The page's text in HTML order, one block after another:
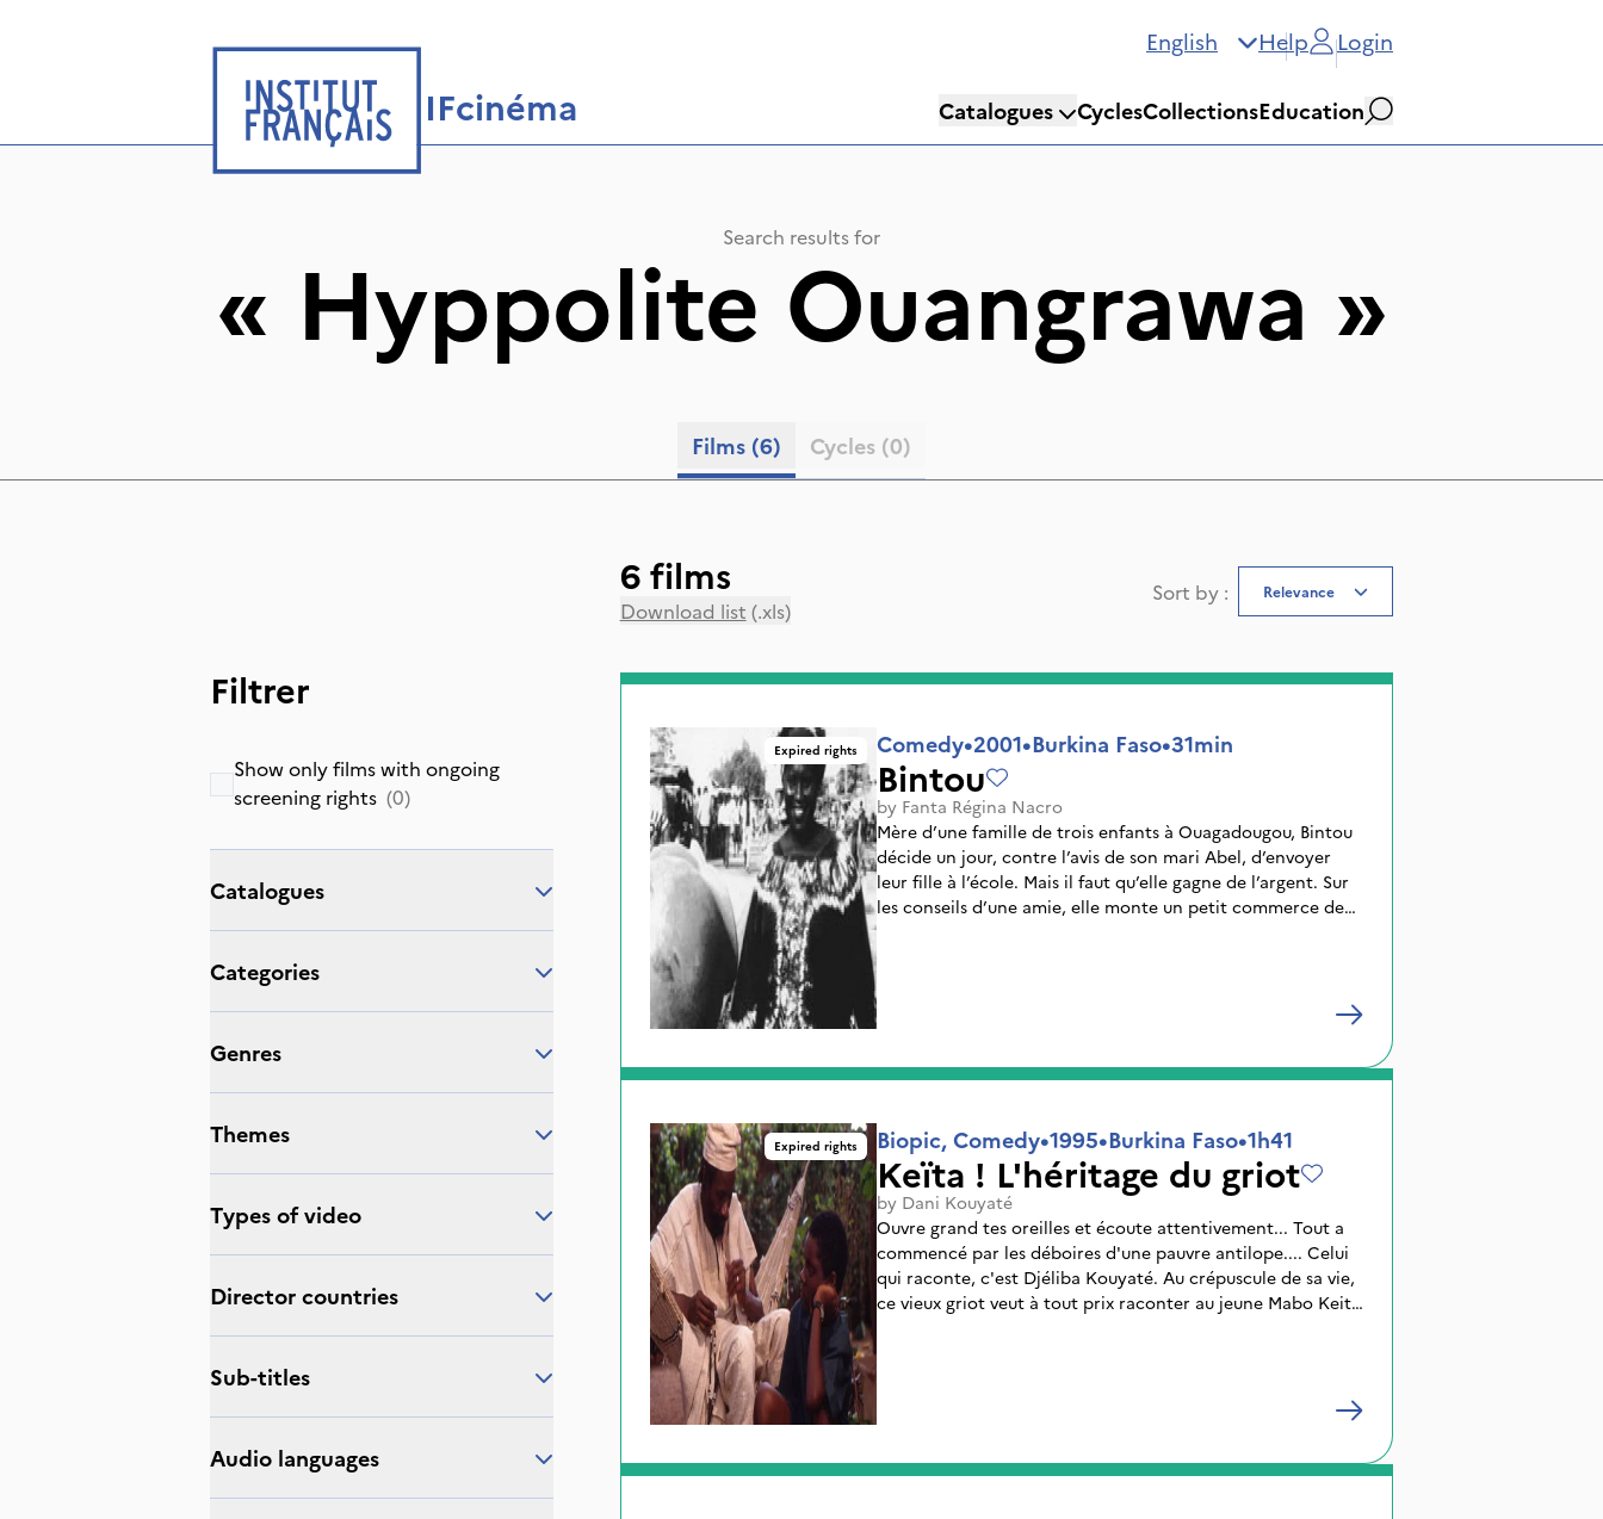
English Help Login
IFcinéma Catalogues CyclesCollectionsEducation
Search
Search results for
« Hyppolite Ouangrawa »
Films (6) Cycles (0)
Filtrer
Show only films with ongoing
screening rights (0)
Catalogues
Categories
Genres
Themes
Types of video
Director countries
Sub-titles
Audio languages
6 films
Download list (.xls)
Sort by : Relevance
Expired rights Comedy•2001•Burkina Faso•31min
Bintou
by Fanta Régina Nacro
Mère d’une famille de trois enfants à Ouagadougou, Bintou
décide un jour, contre l’avis de son mari Abel, d’envoyer
leur fille à l’école. Mais il faut qu’elle gagne de l’argent. Sur
les conseils d’une amie, elle monte un petit commerce de
mil germé. Après bien des déboires, Bintou gagnera la
partie par sa volonté et sa ténacité.
Expired rights Biopic, Comedy•1995•Burkina Faso•1h41
Keïta ! L'héritage du griot
by Dani Kouyaté
Ouvre grand tes oreilles et écoute attentivement... Tout a
commencé par les déboires d'une pauvre antilope.... Celui
qui raconte, c'est Djéliba Kouyaté. Au crépuscule de sa vie,
ce vieux griot veut à tout prix raconter au jeune Mabo Keita
épopée, celle du fondateur de l'Empire Mandingue,
légendaire. Captivé par l'histoire, il fait l'école buissonnière
pas sans problème, mais l'histoire suivra son cours...